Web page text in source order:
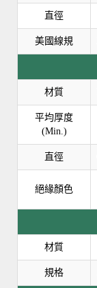
直徑
美國線規
材質
平均厚度
(Min.)
直徑
絕緣顏色
材質
規格